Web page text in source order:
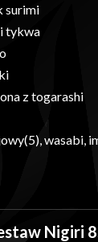
surimi
tykwa
z togarashi
wasabi,
Nigiri